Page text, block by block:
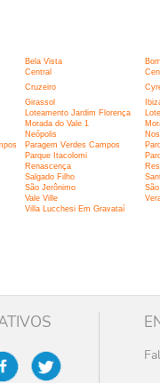
Bela Vista
Central
Cruzeiro
Girassol
Loteamento Jardim Florença
Morada do Vale 1
Neópolis
Paragem Verdes Campos
Parque Itacolomi
Renascença
Salgado Filho
São Jerônimo
Vale Ville
Villa Lucchesi Em Gravataí